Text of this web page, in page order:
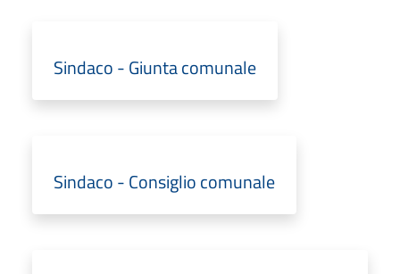
Sindaco - Giunta comunale
Sindaco - Consiglio comunale